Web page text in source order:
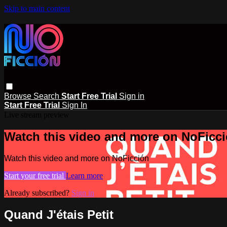
Skip to main content
Browse Search Start Free Trial Sign in
Start Free Trial Sign In
Watch this video and more on
Watch this video and more on NoFicción
Start your free trial Learn more
Already subscribed? Sign in
Quand J'étais Petit